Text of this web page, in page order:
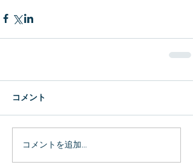
コメント
コメントを追加…